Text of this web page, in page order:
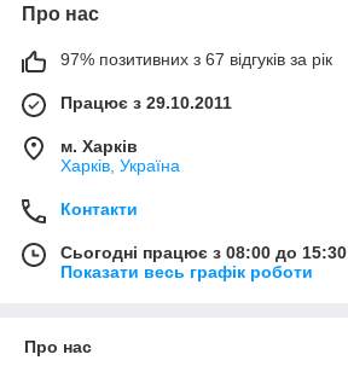
Про нас
97% позитивних з 67 відгуків за рік
Працює з 29.10.2011
м. Харків
Харків, Україна
Контакти
Сьогодні працює з 08:00 до 15:30
Показати весь графік роботи
Про нас